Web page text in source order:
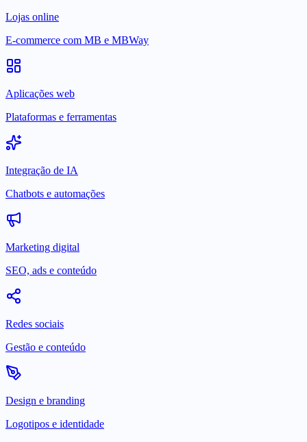
Lojas online
E-commerce com MB e MBWay
Aplicações web
Plataformas e ferramentas
Integração de IA
Chatbots e automações
Marketing digital
SEO, ads e conteúdo
Redes sociais
Gestão e conteúdo
Design e branding
Logotipos e identidade